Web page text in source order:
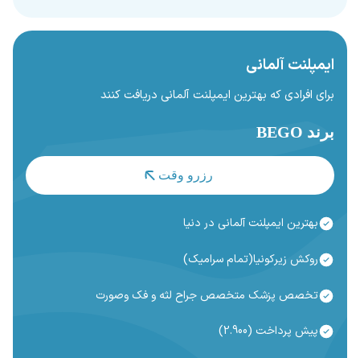
ایمپلنت آلمانی
برای افرادی که بهترین ایمپلنت آلمانی دریافت کنند
برند BEGO
رزرو وقت
بهترین ایمپلنت آلمانی در دنیا
روکش زیرکونیا(تمام سرامیک)
تخصص پزشک متخصص جراح لثه و فک وصورت
پیش پرداخت (2.900)